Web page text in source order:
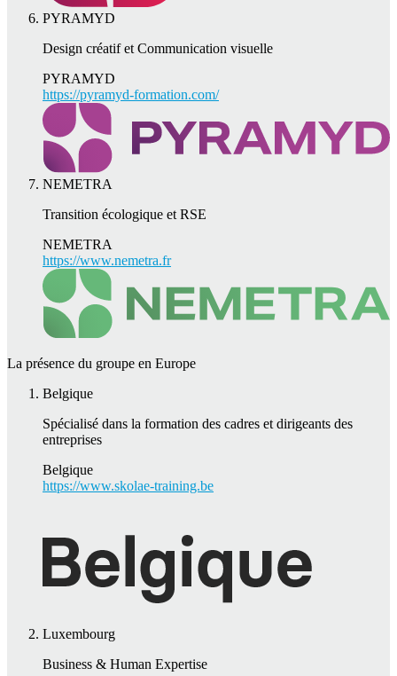
PYRAMYD
Design créatif et Communication visuelle
PYRAMYD
https://pyramyd-formation.com/
NEMETRA
Transition écologique et RSE
NEMETRA
https://www.nemetra.fr
La présence du groupe en Europe
Belgique
Spécialisé dans la formation des cadres et dirigeants des
entreprises
Belgique
https://www.skolae-training.be
Luxembourg
Business & Human Expertise